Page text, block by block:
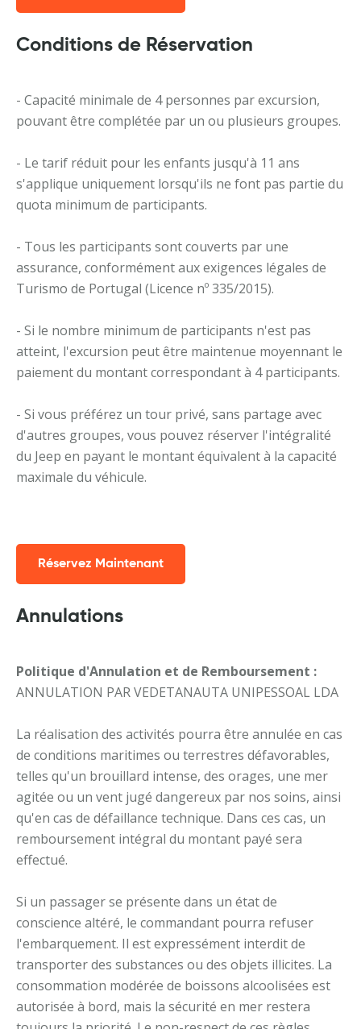
Conditions de Réservation
- Capacité minimale de 4 personnes par excursion,
pouvant être complétée par un ou plusieurs groupes.
- Le tarif réduit pour les enfants jusqu'à 11 ans
s'applique uniquement lorsqu'ils ne font pas partie du
quota minimum de participants.
- Tous les participants sont couverts par une
assurance, conformément aux exigences légales de
Turismo de Portugal (Licence nº 335/2015).
- Si le nombre minimum de participants n'est pas
atteint, l'excursion peut être maintenue moyennant le
paiement du montant correspondant à 4 participants.
- Si vous préférez un tour privé, sans partage avec
d'autres groupes, vous pouvez réserver l'intégralité
du Jeep en payant le montant équivalent à la capacité
maximale du véhicule.
Réservez Maintenant
Annulations
Politique d'Annulation et de Remboursement :
ANNULATION PAR VEDETANAUTA UNIPESSOAL LDA
La réalisation des activités pourra être annulée en cas
de conditions maritimes ou terrestres défavorables,
telles qu'un brouillard intense, des orages, une mer
agitée ou un vent jugé dangereux par nos soins, ainsi
qu'en cas de défaillance technique. Dans ces cas, un
remboursement intégral du montant payé sera
effectué.
Si un passager se présente dans un état de
conscience altéré, le commandant pourra refuser
l'embarquement. Il est expressément interdit de
transporter des substances ou des objets illicites. La
consommation modérée de boissons alcoolisées est
autorisée à bord, mais la sécurité en mer restera